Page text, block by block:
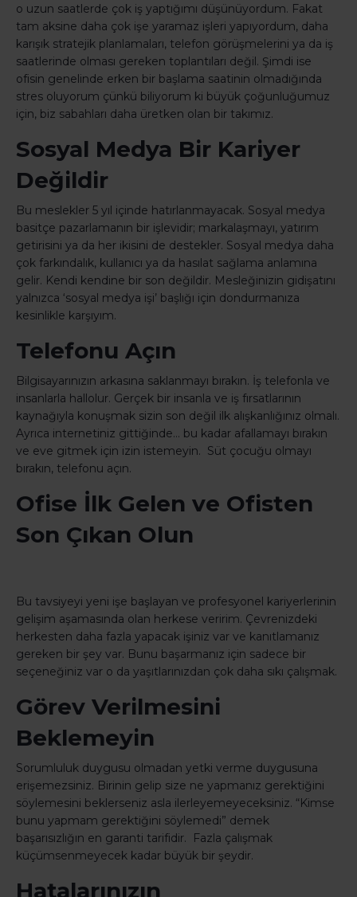
o uzun saatlerde çok iş yaptığımı düşünüyordum. Fakat
tam aksine daha çok işe yaramaz işleri yapıyordum, daha
karışık stratejik planlamaları, telefon görüşmelerini ya da iş
saatlerinde olması gereken toplantıları değil. Şimdi ise
ofisin genelinde erken bir başlama saatinin olmadığında
stres oluyorum çünkü biliyorum ki büyük çoğunluğumuz
için, biz sabahları daha üretken olan bir takımız.
Sosyal Medya Bir Kariyer
Değildir
Bu meslekler 5 yıl içinde hatırlanmayacak. Sosyal medya
basitçe pazarlamanın bir işlevidir; markalaşmayı, yatırım
getirisini ya da her ikisini de destekler. Sosyal medya daha
çok farkındalık, kullanıcı ya da hasılat sağlama anlamına
gelir. Kendi kendine bir son değildir. Mesleğinizin gidişatını
yalnızca ‘sosyal medya işi’ başlığı için dondurmanıza
kesinlikle karşıyım.
Telefonu Açın
Bilgisayarınızın arkasına saklanmayı bırakın. İş telefonla ve
insanlarla hallolur. Gerçek bir insanla ve iş fırsatlarının
kaynağıyla konuşmak sizin son değil ilk alışkanlığınız olmalı.
Ayrıca internetiniz gittiğinde… bu kadar afallamayı bırakın
ve eve gitmek için izin istemeyin. Süt çocuğu olmayı
bırakın, telefonu açın.
Ofise İlk Gelen ve Ofisten
Son Çıkan Olun
Bu tavsiyeyi yeni işe başlayan ve profesyonel kariyerlerinin
gelişim aşamasında olan herkese veririm. Çevrenizdeki
herkesten daha fazla yapacak işiniz var ve kanıtlamanız
gereken bir şey var. Bunu başarmanız için sadece bir
seçeneğiniz var o da yaşıtlarınızdan çok daha sıkı çalışmak.
Görev Verilmesini
Beklemeyin
Sorumluluk duygusu olmadan yetki verme duygusuna
erişemezsiniz. Birinin gelip size ne yapmanız gerektiğini
söylemesini beklerseniz asla ilerleyemeyeceksiniz. “Kimse
bunu yapmam gerektiğini söylemedi” demek
başarısızlığın en garanti tarifidir. Fazla çalışmak
küçümsenmeyecek kadar büyük bir şeydir.
Hatalarınızın